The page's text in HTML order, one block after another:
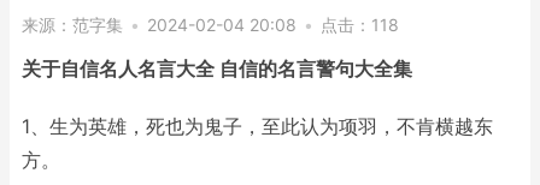
来源： 范字集 • 2024-02-04 20:08 • 点击： 118
关于自信名人名言大全 自信的名言警句大全集
1、生为英雄，死也为鬼子，至此认为项羽，不肯横越东
方。